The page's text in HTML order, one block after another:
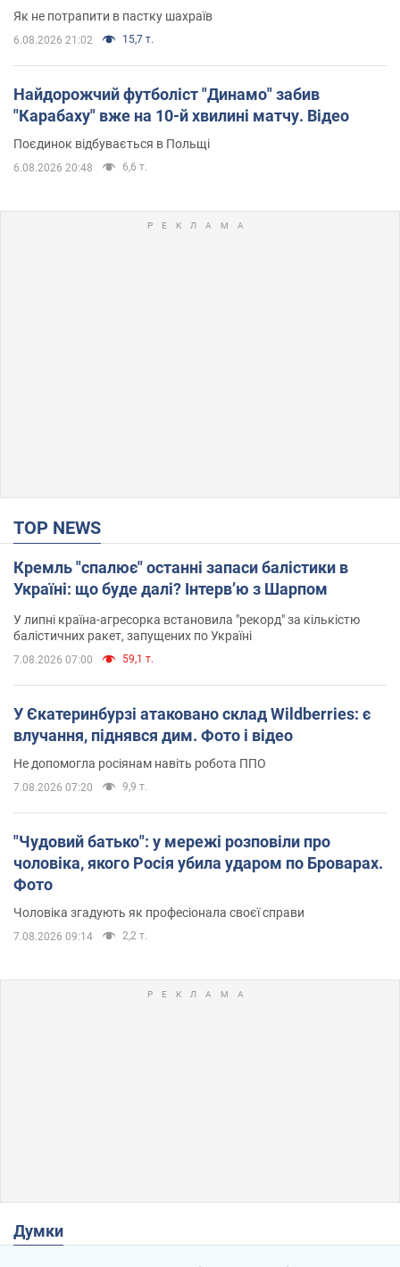
Як не потрапити в пастку шахраїв
6.08.2026 21:02 15,7 т.
Найдорожчий футболіст "Динамо" забив
"Карабаху" вже на 10-й хвилині матчу. Відео
Поєдинок відбувається в Польщі
6.08.2026 20:48 6,6 т.
TOP NEWS
Кремль "спалює" останні запаси балістики в
Україні: що буде далі? Інтерв’ю з Шарпом
У липні країна-агресорка встановила "рекорд" за кількістю
балістичних ракет, запущених по Україні
7.08.2026 07:00 59,1 т.
У Єкатеринбурзі атаковано склад Wildberries: є
влучання, піднявся дим. Фото і відео
Не допомогла росіянам навіть робота ППО
7.08.2026 07:20 9,9 т.
"Чудовий батько": у мережі розповіли про
чоловіка, якого Росія убила ударом по Броварах.
Фото
Чоловіка згадують як професіонала своєї справи
7.08.2026 09:14 2,2 т.
Думки